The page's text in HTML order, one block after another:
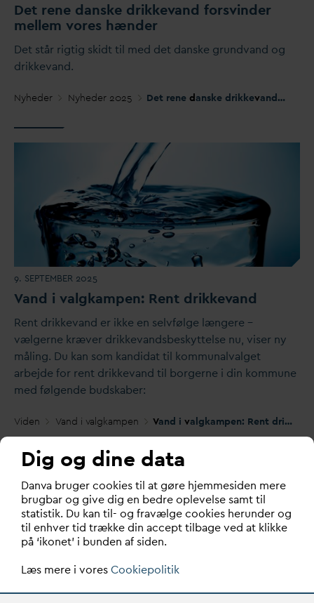
Det rene danske drikkevand forsvinder
mellem vores hænder
Det står rigtig skidt til med det danske grundvand og
drikkevand.
Nyheder Nyheder 2025 Det rene d anske drikkevand forsvinder mellem vores hænder
9. SEPTEMBER 2025
Vand i valgkampen: Rent drikkevand
Rent drikkevand er ikke en selvfølge længere –
vælgerne kræver drikkevandsbeskyttelse nu, viser ny
måling. Du kan som kandidat til kommunalvalget
arbejde for rent drikkevand til borgerne i din kommune
med følgende budskaber:
Viden Vand i valgkampen Vand ivalgkampen: Rent drikke
Dig og dine data
Danva bruger cookies til at gøre hjemmesiden mere
brugbar og give dig en bedre oplevelse samt til
statistik. Du kan til- og fravælge cookies herunder og
til enhver tid trække din accept tilbage ved at klikke
på ‘ikonet’ i bunden af siden.
Læs mere i voresCookiepolitik